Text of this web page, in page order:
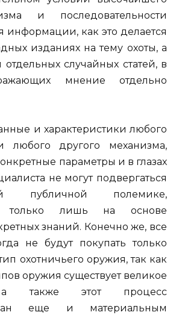
и последовательности
информации, как это делается
изданиях на тему охоты, а
случайных статей, в
мнение отдельно
и характеристики любого
любого другого механизма,
параметры и в глазах
не могут подвергаться
публичной полемике,
только лишь на основе
знаний. Конечно же, все
не будут покупать только
охотничьего оружия, так как
оружия существует великое
а также этот процесс
еще и материальным